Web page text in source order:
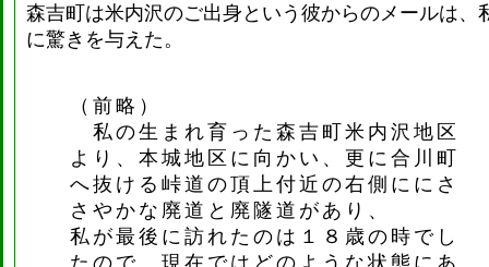
森吉町は米内沢のご出身という彼からのメールは、
に驚きを与えた。
（前略）
私の生まれ育った森吉町米内沢地区
より、本城地区に向かい、更に合川町
へ抜ける峠道の頂上付近の右側ににさ
さやかな廃道と廃隧道があり、
私が最後に訪れたのは１８歳の時でし
たので、現在ではどのような状態にあ